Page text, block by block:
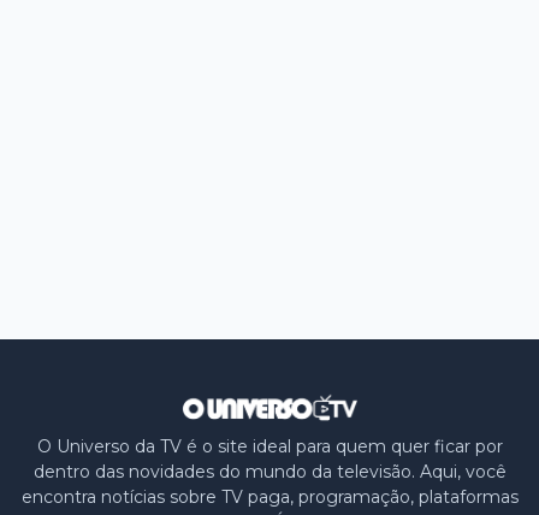
O Universo da TV é o site ideal para quem quer ficar por
dentro das novidades do mundo da televisão. Aqui, você
encontra notícias sobre TV paga, programação, plataformas